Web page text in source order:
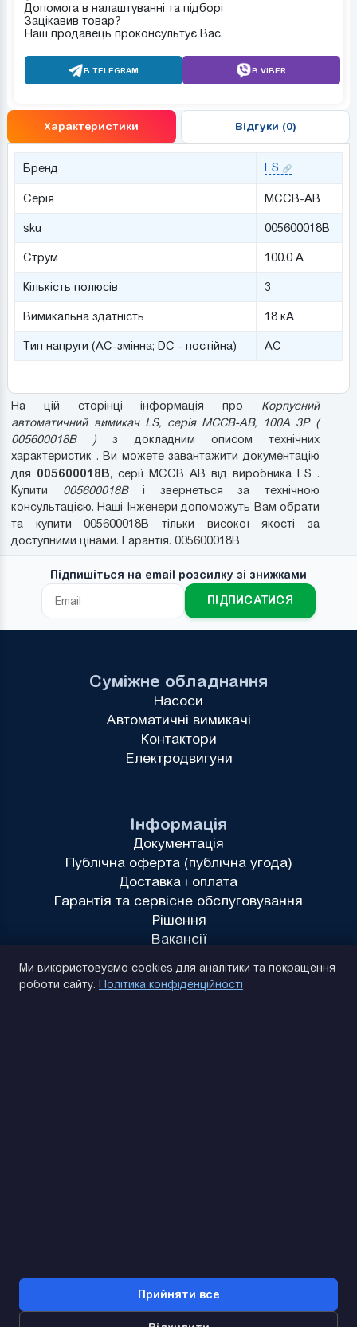
Допомога в налаштуванні та підборі
Зацікавив товар?
Наш продавець проконсультує Вас.
В TELEGRAM В VIBER
Характеристики Відгуки (0)
Бренд LS
Серія MCCB-AB
sku 005600018B
Струм 100.0 А
Кількість полюсів 3
Вимикальна здатність 18 кА
Тип напруги (AC-змінна; DC - постійна) AC
На цій сторінці інформація про Корпусний
автоматичний вимикач LS, серія MCCB-AB, 100A 3P (
005600018B ) з докладним описом технічних
характеристик . Ви можете завантажити документацію
для 005600018B, серії MCCB AB від виробника LS .
Купити 005600018Bі звернеться за технічною
консультацією. Наші Інженери допоможуть Вам обрати
та купити 005600018B тільки високої якості за
доступними цінами. Гарантія. 005600018B
Підпишіться на email розсилку зі знижками
ПІДПИСАТИСЯ
Інформація
Документація
Публічна оферта (публічна угода)
Доставка і оплата
Гарантія та сервісне обслуговування
Рішення
Вакансії
Суміжне обладнання
Насоси
Автоматичні вимикачі
Контактори
Електродвигуни
Ми використовуємо cookies для аналітики та покращення
роботи сайту. Політика конфіденційності
Прийняти все